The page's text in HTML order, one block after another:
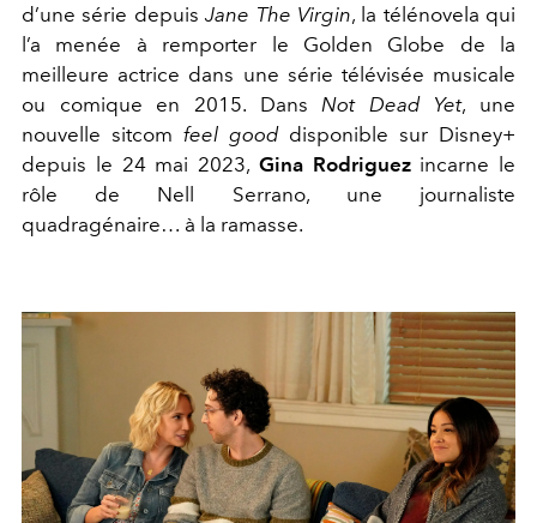
d’une série depuisJane The Virgin, la télénovela qui
l’a menée à remporter le Golden Globe de la
meilleure actrice dans une série télévisée musicale
ou comique en 2015. Dans Not Dead Yet, une
nouvelle sitcom feel good disponible sur Disney+
depuis le 24 mai 2023, Gina Rodriguezincarne le
rôle de Nell Serrano, une journaliste
quadragénaire… à la ramasse.